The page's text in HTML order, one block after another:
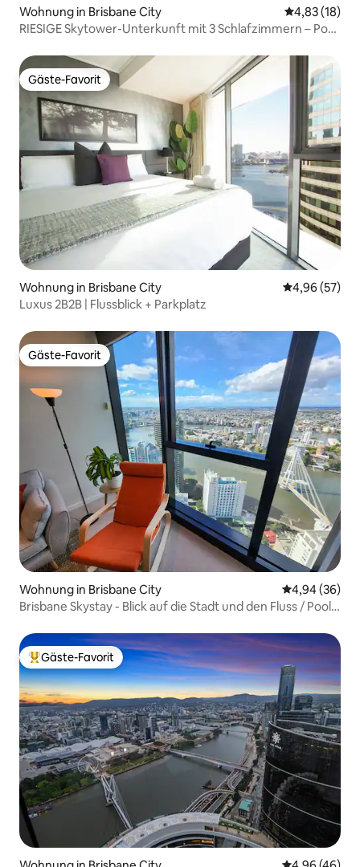
Wohnung in Brisbane City
4,83 (18)
RIESIGE Skytower-Unterkunft mit 3 Schlafzimmern – Pool,
Gäste-Favorit
Gäste-Favorit
Wohnung in Brisbane City
4,96 (57)
Luxus 2B2B | Flussblick + Parkplatz
Gäste-Favorit
Gäste-Favorit
Wohnung in Brisbane City
4,94 (36)
Brisbane Skystay - Blick auf die Stadt und den Fluss / Pool
Beliebter Gäste-Favorit.
Gäste-Favorit